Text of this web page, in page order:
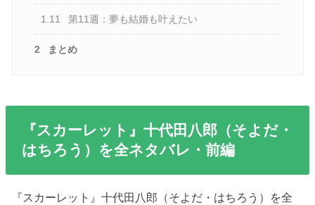
1.11 第11週：夢も結婚も叶えたい
2 まとめ
『スカーレット』十代田八郎（そよだ・
はちろう）を全ネタバレ・前編
『スカーレット』十代田八郎（そよだ・はちろう）を全